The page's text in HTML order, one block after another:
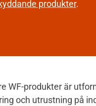
produkter.
WF-produkter är
och utrustning på